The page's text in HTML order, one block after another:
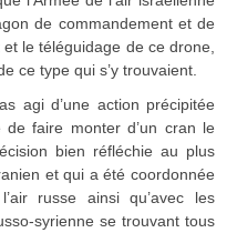
de commandement et de
le téléguidage de ce drone,
ce type qui s’y trouvaient.
agi d’une action précipitée
de faire monter d’un cran le
bien réfléchie au plus
et qui a été coordonnée
russe ainsi qu’avec les
syrienne se trouvant tous